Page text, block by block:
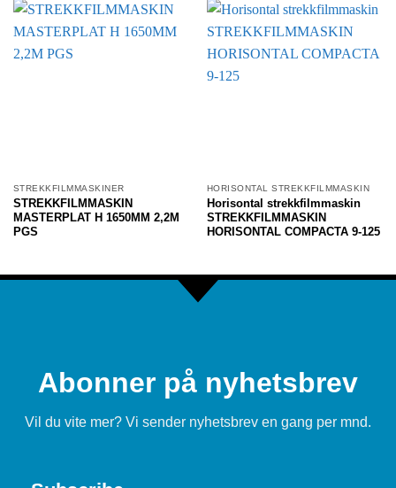
STREKKFILMMASKINER
STREKKFILMMASKIN
MASTERPLAT H 1650MM 2,2M
PGS
HORISONTAL STREKKFILMMASKIN
Horisontal strekkfilmmaskin
STREKKFILMMASKIN
HORISONTAL COMPACTA 9-125
Abonner på nyhetsbrev
Vil du vite mer? Vi sender nyhetsbrev en gang per mnd.